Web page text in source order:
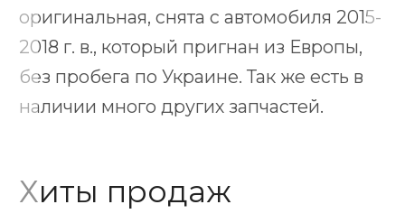
оригинальная, снята с автомобиля 2015-
2018 г. в., который пригнан из Европы,
без пробега по Украине. Так же есть в
наличии много других запчастей.
Хиты продаж